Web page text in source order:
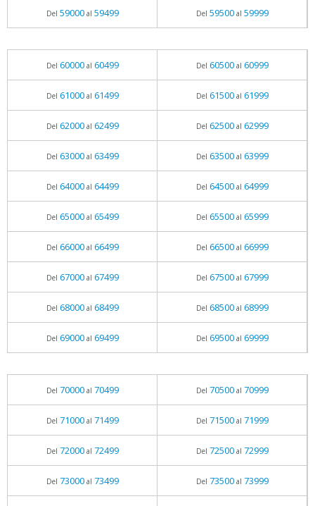
Del 59000al 59499 Del 59500al 59999
Del 60000al 60499 Del 60500al 60999
Del 61000al 61499 Del 61500al 61999
Del 62000al 62499 Del 62500al 62999
Del 63000al 63499 Del 63500al 63999
Del 64000al 64499 Del 64500al 64999
Del 65000al 65499 Del 65500al 65999
Del 66000al 66499 Del 66500al 66999
Del 67000al 67499 Del 67500al 67999
Del 68000al 68499 Del 68500al 68999
Del 69000al 69499 Del 69500al 69999
Del 70000al 70499 Del 70500al 70999
Del 71000al 71499 Del 71500al 71999
Del 72000al 72499 Del 72500al 72999
Del 73000al 73499 Del 73500al 73999